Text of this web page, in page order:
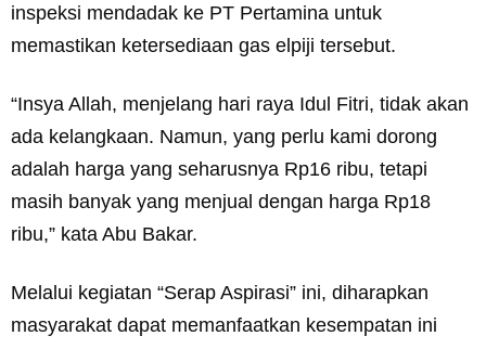
inspeksi mendadak ke PT Pertamina untuk
memastikan ketersediaan gas elpiji tersebut.
“Insya Allah, menjelang hari raya Idul Fitri, tidak akan
ada kelangkaan. Namun, yang perlu kami dorong
adalah harga yang seharusnya Rp16 ribu, tetapi
masih banyak yang menjual dengan harga Rp18
ribu,” kata Abu Bakar.
Melalui kegiatan “Serap Aspirasi” ini, diharapkan
masyarakat dapat memanfaatkan kesempatan ini